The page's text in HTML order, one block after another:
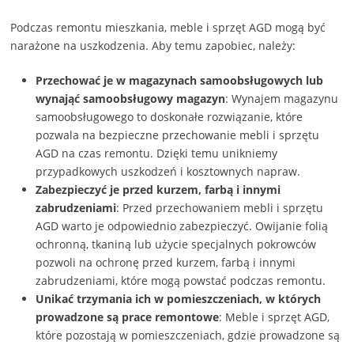
Podczas remontu mieszkania, meble i sprzęt AGD mogą być
narażone na uszkodzenia. Aby temu zapobiec, należy:
Przechować je w magazynach samoobsługowych lub
wynająć samoobsługowy magazyn: Wynajem magazynu
samoobsługowego to doskonałe rozwiązanie, które
pozwala na bezpieczne przechowanie mebli i sprzętu
AGD na czas remontu. Dzięki temu unikniemy
przypadkowych uszkodzeń i kosztownych napraw.
Zabezpieczyć je przed kurzem, farbą i innymi
zabrudzeniami: Przed przechowaniem mebli i sprzętu
AGD warto je odpowiednio zabezpieczyć. Owijanie folią
ochronną, tkaniną lub użycie specjalnych pokrowców
pozwoli na ochronę przed kurzem, farbą i innymi
zabrudzeniami, które mogą powstać podczas remontu.
Unikać trzymania ich w pomieszczeniach, w których
prowadzone są prace remontowe: Meble i sprzęt AGD,
które pozostają w pomieszczeniach, gdzie prowadzone są